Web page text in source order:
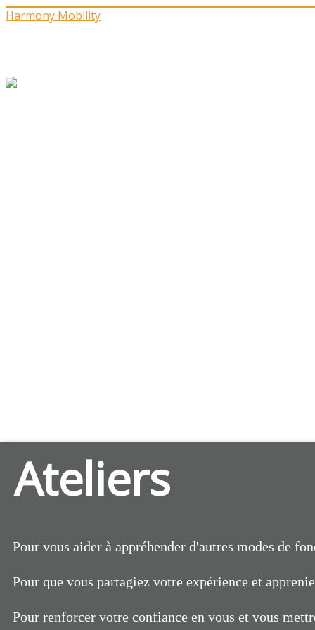
Harmony Mobility
Ateliers
Pour vous aider à appréhender d'autres modes de
Pour que vous partagiez votre expérience et
Pour renforcer votre confiance en vous et vous